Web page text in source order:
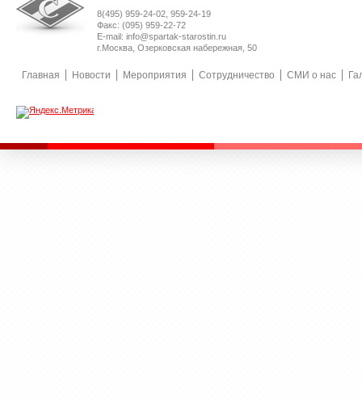
8(495) 959-24-02, 959-24-19
Факс: (095) 959-22-72
E-mail: info@spartak-starostin.ru
г.Москва, Озерковская набережная, 50
Главная Новости Мероприятия Сотрудничество СМИ о нас